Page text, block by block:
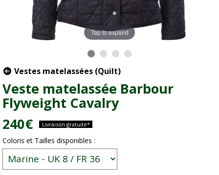
Tap to expand
Vestes matelassées (Quilt)
Veste matelassée Barbour
Flyweight Cavalry
240€ Livraison gratuite*
Coloris et Tailles disponibles :